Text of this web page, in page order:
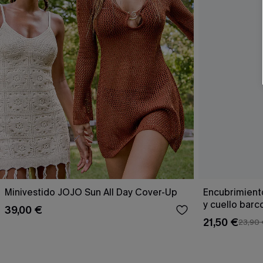
Minivestido JOJO Sun All Day Cover-Up
39,00 €
y cuello
21,50 €23,90